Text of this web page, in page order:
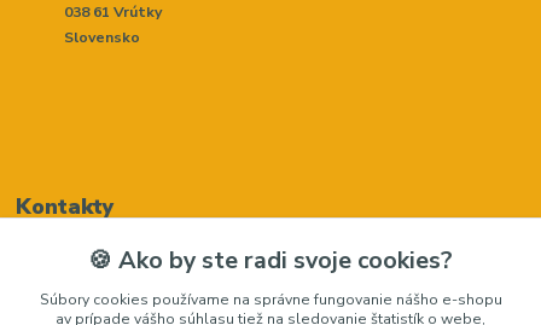
038 61 Vrútky
Slovensko
Kontakty
+421948050205
🍪 Ako by ste radi svoje cookies?
Súbory cookies používame na správne fungovanie nášho e-shopu
av prípade vášho súhlasu tiež na sledovanie štatistík o webe,